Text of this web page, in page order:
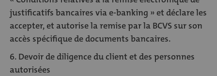
justificatifs bancaires via e-banking » et déclare les
accepter, et autorise la remise par la BCVS sur son
accès spécifique de documents bancaires.
6. Devoir de diligence du client et des personnes
autorisées